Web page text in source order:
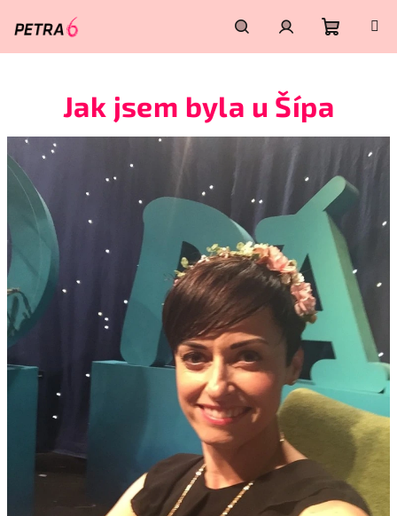
HledatPřihlášení
košík
Jak jsem byla u Šípa